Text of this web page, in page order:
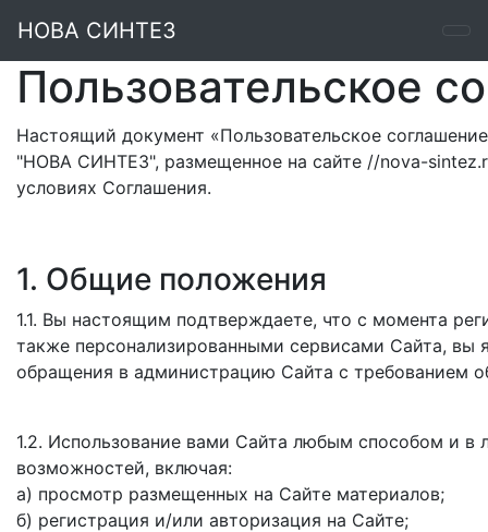
НОВА СИНТЕЗ
Пользовательское
Настоящий документ «Пользовательское
"НОВА СИНТЕЗ", размещенное на сайте //nova-
условиях Соглашения.
1. Общие положения
1.1. Вы настоящим подтверждаете, что с момента
также персонализированными сервисами Сайта, вы
обращения в администрацию Сайта с требованием
1.2. Использование вами Сайта любым способом и в
возможностей, включая:
а) просмотр размещенных на Сайте материалов;
б) регистрация и/или авторизация на Сайте;